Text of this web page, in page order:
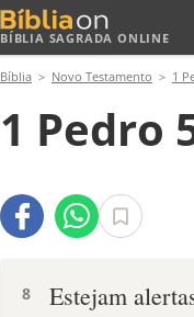
BÍBLIA SAGRADA ONLINE
Bíblia Novo Testamento 1
1 Pedro
8
Estejam